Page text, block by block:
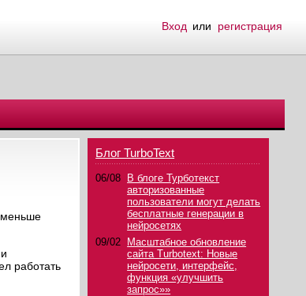
Вход или регистрация
меньше
работать
Блог TurboText
06/08
В блоге Турботекст
авторизованные
пользователи могут делать
бесплатные генерации в
нейросетях
09/02
Масштабное обновление
сайта Turbotext: Новые
нейросети, интерфейс,
функция «улучшить
запрос»»